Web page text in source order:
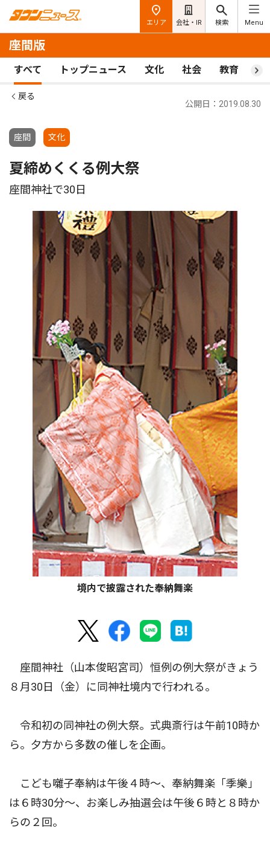
エリア 会社・IR 検索 Menu
座間版
すべて トップニュース 文化 社会 教育 ス
戻る
座間 文化
公開日：2019.08.30
夏締めくくる例大祭
座間神社で30日
境内で披露された奉納舞楽
座間神社（山本俊昭宮司）恒例の例大祭がきょう
８月30日（金）に同神社境内で行われる。
令和初の同神社の例大祭。式典斎行は午前10時か
ら。夕方から多数の催しを企画。
こども囃子奉納は午後４時〜、奉納舞楽「季樂」
は６時30分〜、お楽しみ抽選会は午後６時と８時か
らの２回。